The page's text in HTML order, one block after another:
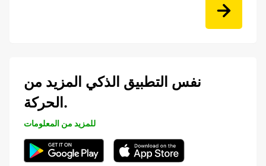
نفس التطبيق الذكي المزيد من
الحركة.
للمزيد من المعلومات